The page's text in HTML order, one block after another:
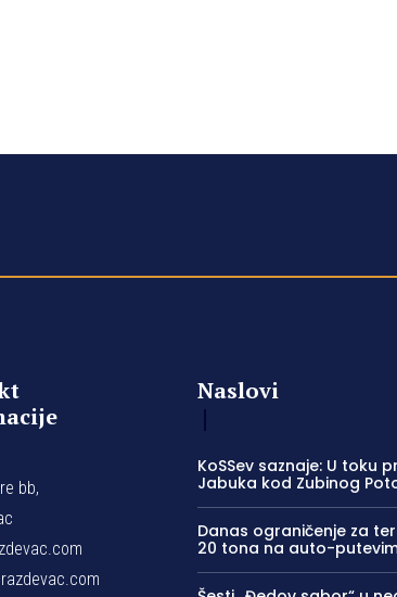
bb,
Naslovi
KoSSev saznaje: U toku
Jabuka kod Zubinog
Danas ograničenje za
20 tona na auto-